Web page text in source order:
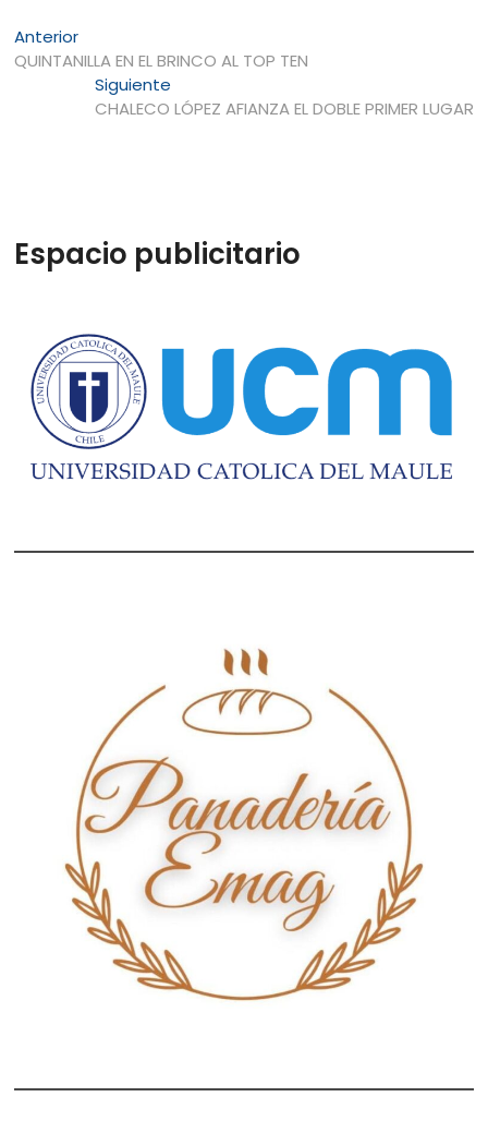
Navegación
de
entradas
AnteriorEntrada
anterior:
QUINTANILLA EN EL BRINCO AL TOP TEN
SiguienteEntrada
siguiente:
CHALECO LÓPEZ AFIANZA EL DOBLE PRIMER LUGAR
Espacio publicitario